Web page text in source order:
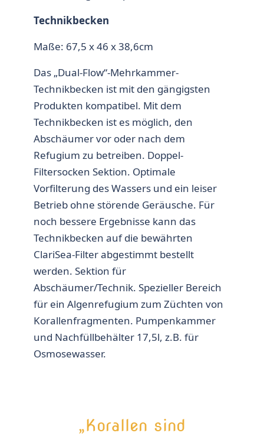
Technikbecken
Maße: 67,5 x 46 x 38,6cm
Das „Dual-Flow“-Mehrkammer-
Technikbecken ist mit den gängigsten
Produkten kompatibel. Mit dem
Technikbecken ist es möglich, den
Abschäumer vor oder nach dem
Refugium zu betreiben. Doppel-
Filtersocken Sektion. Optimale
Vorfilterung des Wassers und ein leiser
Betrieb ohne störende Geräusche. Für
noch bessere Ergebnisse kann das
Technikbecken auf die bewährten
ClariSea-Filter abgestimmt bestellt
werden. Sektion für
Abschäumer/Technik. Spezieller Bereich
für ein Algenrefugium zum Züchten von
Korallenfragmenten. Pumpenkammer
und Nachfüllbehälter 17,5l, z.B. für
Osmosewasser.
„Korallen sind